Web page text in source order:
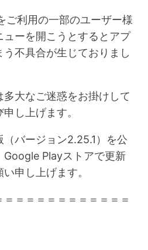
利用の一部のユーザー様
ューを開こうとするとアプ
う不具合が生じておりまし
大なご迷惑をお掛けして
し上げます。
バージョン2.25.1）を公
Google Playストアで更新
申し上げます。
＝＝＝＝＝＝＝＝＝＝＝